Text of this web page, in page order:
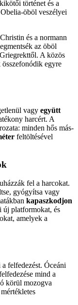
történet és a
öböl veszélyei
és a normann
az öböl
A közös
összefonódik egyre
vagy együtt
harcért. A
minden hős más-
feltöltésével
fel a harcokat.
gyógyítsa vagy
kapaszkodjon
új platformokat, és
amelyek a
felfedezést. Óceáni
mind a
körül mozogva